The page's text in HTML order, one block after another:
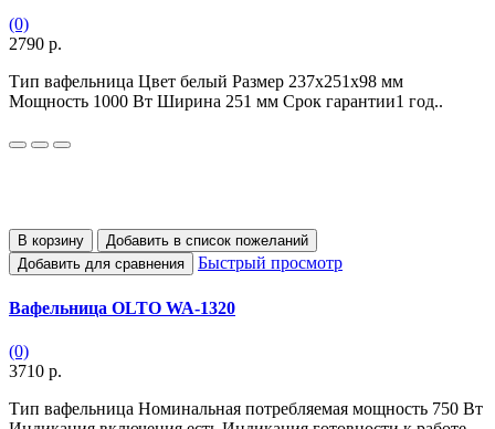
(0)
2790 р.
Тип вафельница Цвет белый Размер 237х251х98 мм
Мощность 1000 Вт Ширина 251 мм Срок гарантии1 год..
В корзину
Добавить в список пожеланий
Добавить для сравнения
Быстрый просмотр
Вафельница OLTO WA-1320
(0)
3710 р.
Тип вафельница Номинальная потребляемая мощность 750 Вт